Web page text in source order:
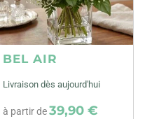
BEL AIR
Livraison dès aujourd'hui
à partir de39,90 €